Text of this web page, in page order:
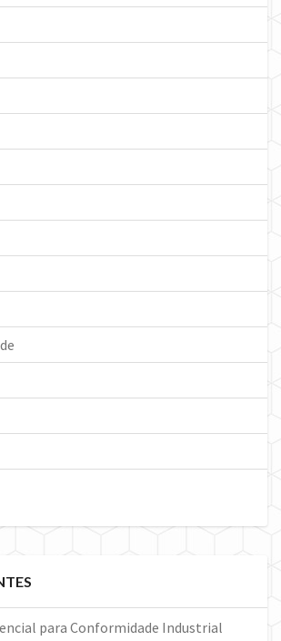
para Conformidade Industrial